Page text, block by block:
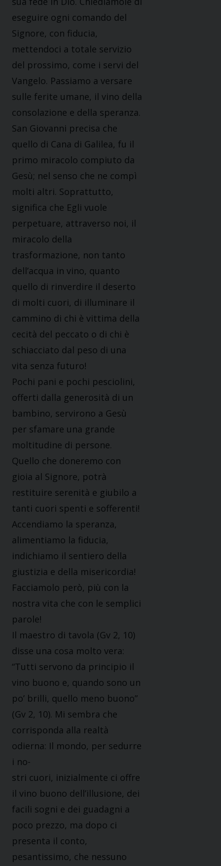
eseguire ogni comando del
Signore, con fiducia,
mettendoci a totale servizio
del prossimo, come i servi del
Vangelo. Passiamo a versare
sulle ferite umane, il vino della
consolazione e della speranza.
San Giovanni precisa che
quello di Cana di Galilea, fu il
primo miracolo compiuto da
Gesù; nel senso che ne compì
molti altri. Soprattutto,
significa che Egli vuole
perpetuare, attraverso noi, il
miracolo della
trasformazione, non tanto
dell’acqua in vino, quanto
quello di rinverdire il deserto
di molti cuori, di illuminare il
cammino di chi è vittima della
cecità del peccato o di chi è
schiacciato dal peso di una
vita senza futuro!
Pochi pani e pochi pesciolini,
offerti dalla generosità di un
bambino, servirono a Gesù
per sfamare una grande
moltitudine di persone.
Quello che doneremo con
gioia al Signore, potrà
restituire serenità e giubilo a
tanti cuori spenti e sofferenti!
Accendiamo la speranza,
alimentiamo la fiducia,
indichiamo il sentiero della
giustizia e della misericordia!
Facciamolo però, più con la
nostra vita che con le semplici
parole!
Il maestro di tavola (Gv 2, 10)
disse una cosa molto vera:
“Tutti servono da principio il
vino buono e, quando sono un
po’ brilli, quello meno buono”
(Gv 2, 10). Mi sembra che
corrisponda alla realtà
odierna: Il mondo, per sedurre
i no-
stri cuori, inizialmente ci offre
il vino buono dell’illusione, dei
facili sogni e dei guadagni a
poco prezzo, ma dopo ci
presenta il conto,
pesantissimo, che nessuno